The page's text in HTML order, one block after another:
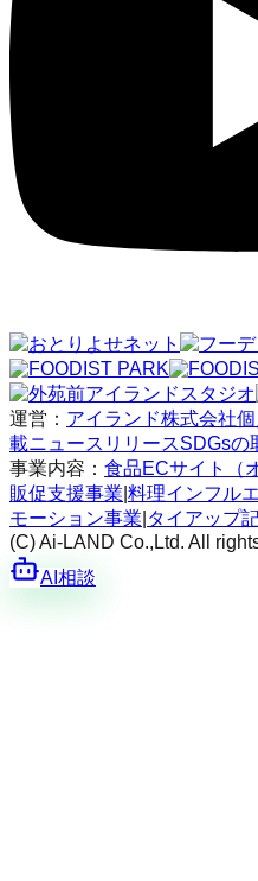
運営： アイランド株式会社
載ニュースリリースSDGsの
事業内容： 食品ECサイト（
販促支援事業 料理インフル
モーション事業 タイアップ
(C) Ai-LAND Co.,Ltd. All
AI相談